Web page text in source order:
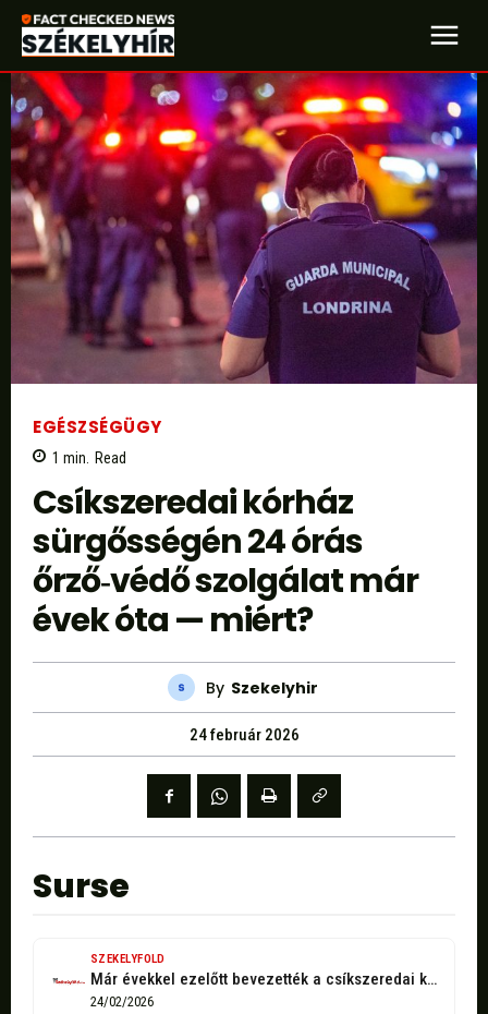
EGÉSZSÉGÜGY
1 min. Read
Csíkszeredai kórház
sürgősségén 24 órás
őrző‑védő szolgálat már
évek óta — miért?
By Szekelyhir
24 február 2026
Surse
SZEKELYFOLD
Már évekkel ezelőtt bevezették a csíkszeredai kórház sürgősségi részlegén az őrző-védő szolgálat...
24/02/2026